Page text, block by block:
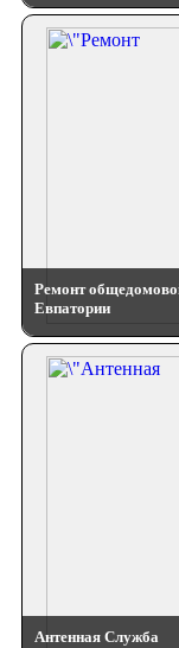
Ремонт
Евпатории
Антенная Служба